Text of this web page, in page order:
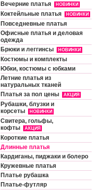
Вечерние платья НОВИНКИ
Коктейльные платья НОВИНКИ
Повседневные платья
Офисные платья и деловая
одежда
Брюки и леггинсы
НОВИНКИ
Костюмы и комплекты
Юбки, костюмы с юбками
Летние платья из
натуральных тканей
Платья за пол цены
АКЦИЯ
Рубашки, блузки и
корсеты
НОВИНКИ
Свитера, гольфы,
кофты
АКЦИЯ
Короткие платья
Длинные платья
Кардиганы, пиджаки и болеро
Кружевные платья
Платье рубашка
Платье-футляр